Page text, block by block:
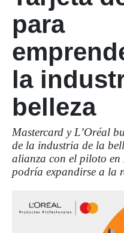
para
la
belleza
Mastercard y L’Oréal
de la industria de la
alianza con el piloto en
podría expandirse a la